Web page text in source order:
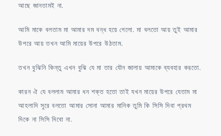
আছে জানতামই না.
আমি মাকে বলতাম মা আমার দম বন্ধ হয়ে গেলো. মা বলতো আয় তুই আমার
উপরে আয় তখন আমি মায়ের উপরে উঠতাম.
তখন বুঝিনি কিন্তু এখন বুঝি যে মা তার যৌন জালায় আমাকে ব্যবহার করতো.
কারন ঐ যে বললাম আমার ধন শক্ত হতো তাই যখন মায়ের উপরে যেতাম মা
আহলাদি সুরে বলতো আমার সোনা আমার মানিক তুমি কি সিসি দিবা প্রথম
দিকে না সিসি দিবো না.